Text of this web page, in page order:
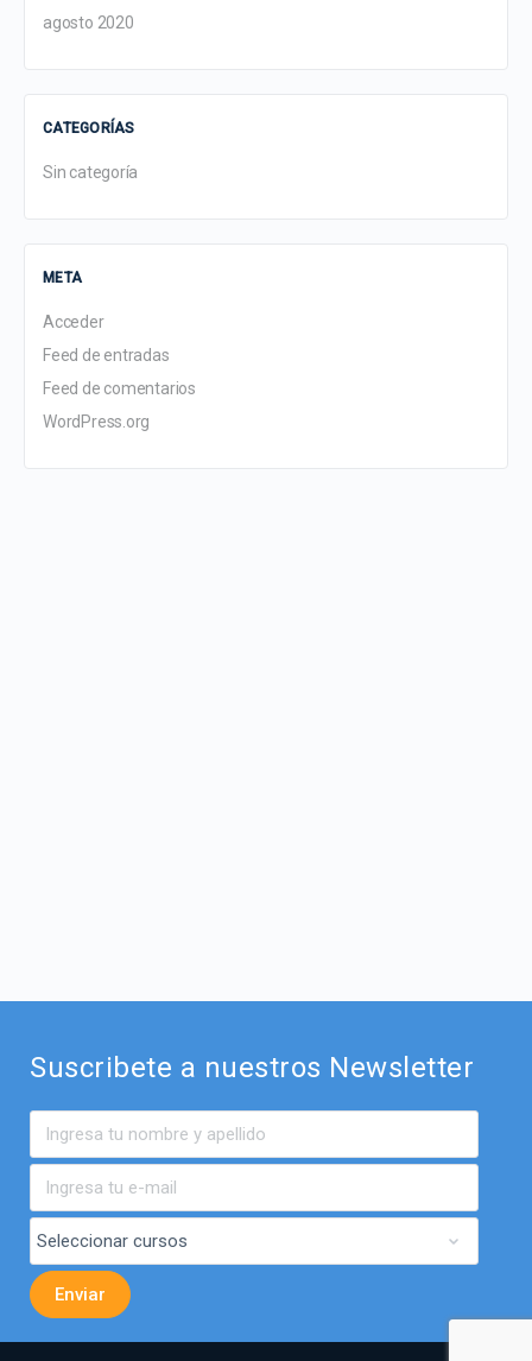
agosto 2020
CATEGORÍAS
Sin categoría
META
Acceder
Feed de entradas
Feed de comentarios
WordPress.org
Suscribete a nuestros Newsletter